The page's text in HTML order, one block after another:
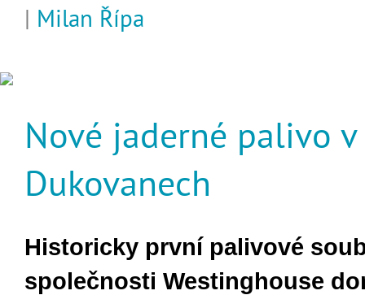
| Milan Řípa
Nové jaderné palivo v
Dukovanech
Historicky první palivové
společnosti Westinghouse